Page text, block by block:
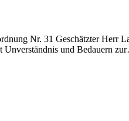
Nr. 31 Geschätzter Herr
Unverständnis und Bedauern